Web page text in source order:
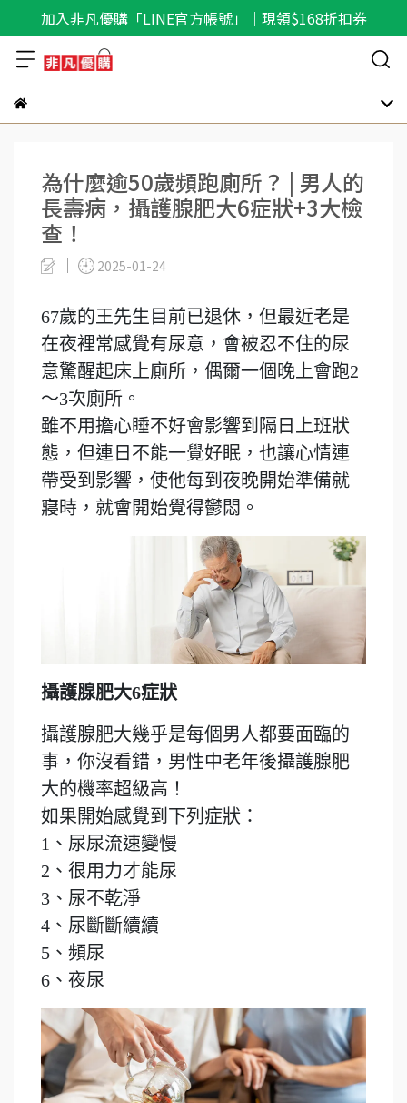
加入非凡優購「LINE官方帳號」｜現領$168折扣券
為什麼逾50歲頻跑廁所？ | 男人的
長壽病，攝護腺肥大6症狀+3大檢
查！
2025-01-24
67歲的王先生目前已退休，但最近老是
在夜裡常感覺有尿意，會被忍不住的尿
意驚醒起床上廁所，偶爾一個晚上會跑2
～3次廁所。
雖不用擔心睡不好會影響到隔日上班狀
態，但連日不能一覺好眠，也讓心情連
帶受到影響，使他每到夜晚開始準備就
寢時，就會開始覺得鬱悶。
攝護腺肥大6症狀
攝護腺肥大幾乎是每個男人都要面臨的
事，你沒看錯，男性中老年後攝護腺肥
大的機率超級高！
如果開始感覺到下列症狀：
1、尿尿流速變慢
2、很用力才能尿
3、尿不乾淨
4、尿斷斷續續
5、頻尿
6、夜尿